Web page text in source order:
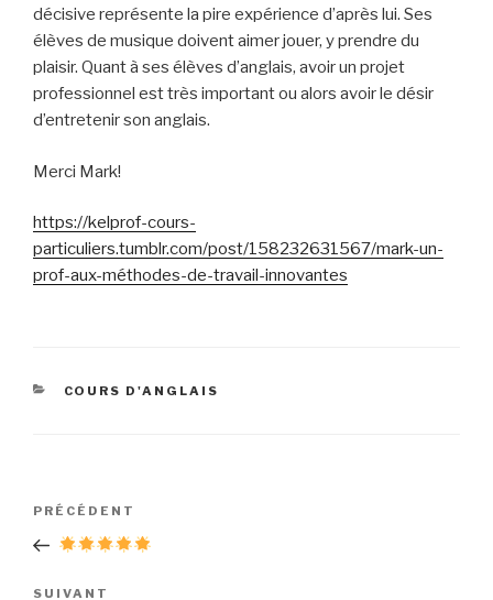
décisive représente la pire expérience d’après lui. Ses
élèves de musique doivent aimer jouer, y prendre du
plaisir. Quant à ses élèves d’anglais, avoir un projet
professionnel est très important ou alors avoir le désir
d’entretenir son anglais.
Merci Mark!
https://kelprof-cours-
particuliers.tumblr.com/post/158232631567/mark-un-
prof-aux-méthodes-de-travail-innovantes
CATÉGORIES
COURS D'ANGLAIS
Navigation
l’article
Article
précédent
PRÉCÉDENT
Article
SUIVANT